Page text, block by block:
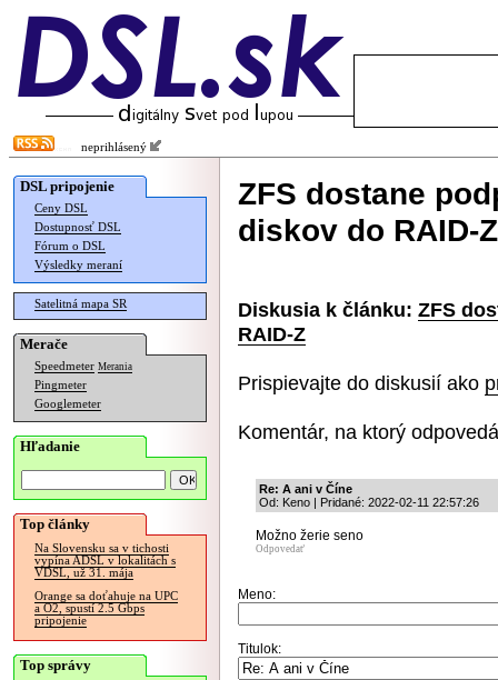
neprihlásený
DSL pripojenie
Ceny DSL
Dostupnosť DSL
Fórum o DSL
Výsledky meraní
Satelitná mapa SR
Merače
Speedmeter Merania
Pingmeter
Googlemeter
Hľadanie
Top články
Na Slovensku sa v tichosti
vypína ADSL v lokalitách s
VDSL, už 31. mája
Orange sa doťahuje na UPC
a O2, spustí 2.5 Gbps
pripojenie
Top správy
ZFS dostane
diskov do RAID-Z
Diskusia k článku: ZFS
RAID-Z
Prispievajte do diskusií ako
Komentár, na ktorý
Re: A ani v Číne
Od: Keno | Pridané: 2022-02-11 22:57:26
Možno žerie seno
Odpovedať
Meno:
Titulok: